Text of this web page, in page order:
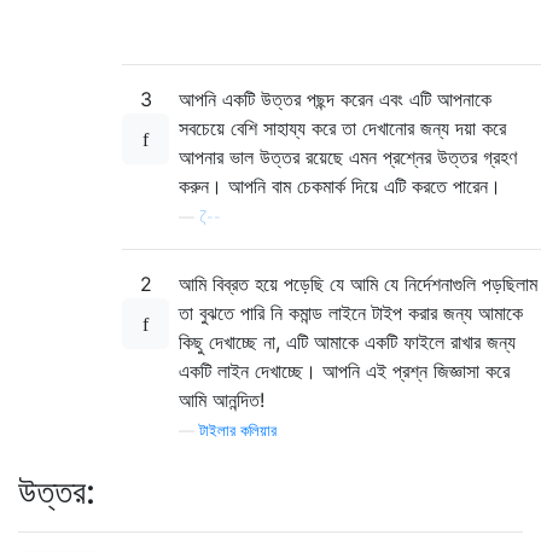
3
আপনি একটি উত্তর পছন্দ করেন এবং এটি আপনাকে
সবচেয়ে বেশি সাহায্য করে তা দেখানোর জন্য দয়া করে
আপনার ভাল উত্তর রয়েছে এমন প্রশ্নের উত্তর গ্রহণ
করুন। আপনি বাম চেকমার্ক দিয়ে এটি করতে পারেন।
ζ--
2
আমি বিব্রত হয়ে পড়েছি যে আমি যে নির্দেশনাগুলি পড়ছিলাম
তা বুঝতে পারি নি কমান্ড লাইনে টাইপ করার জন্য আমাকে
কিছু দেখাচ্ছে না, এটি আমাকে একটি ফাইলে রাখার জন্য
একটি লাইন দেখাচ্ছে। আপনি এই প্রশ্ন জিজ্ঞাসা করে
আমি আনন্দিত!
—টাইলার কলিয়ার
উত্তর: